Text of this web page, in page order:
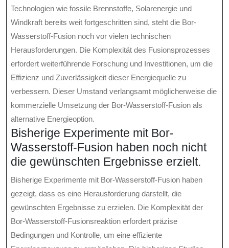
Technologien wie fossile Brennstoffe, Solarenergie und
Windkraft bereits weit fortgeschritten sind, steht die Bor-
Wasserstoff-Fusion noch vor vielen technischen
Herausforderungen. Die Komplexität des Fusionsprozesses
erfordert weiterführende Forschung und Investitionen, um die
Effizienz und Zuverlässigkeit dieser Energiequelle zu
verbessern. Dieser Umstand verlangsamt möglicherweise die
kommerzielle Umsetzung der Bor-Wasserstoff-Fusion als
alternative Energieoption.
Bisherige Experimente mit Bor-
Wasserstoff-Fusion haben noch nicht
die gewünschten Ergebnisse erzielt.
Bisherige Experimente mit Bor-Wasserstoff-Fusion haben
gezeigt, dass es eine Herausforderung darstellt, die
gewünschten Ergebnisse zu erzielen. Die Komplexität der
Bor-Wasserstoff-Fusionsreaktion erfordert präzise
Bedingungen und Kontrolle, um eine effiziente